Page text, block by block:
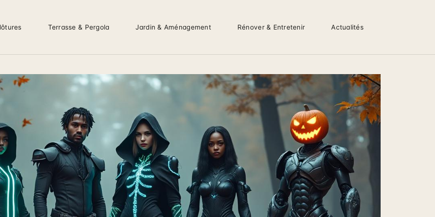
Terrasse & Pergola Jardin & Aménagement Rénover & Entretenir Actualités